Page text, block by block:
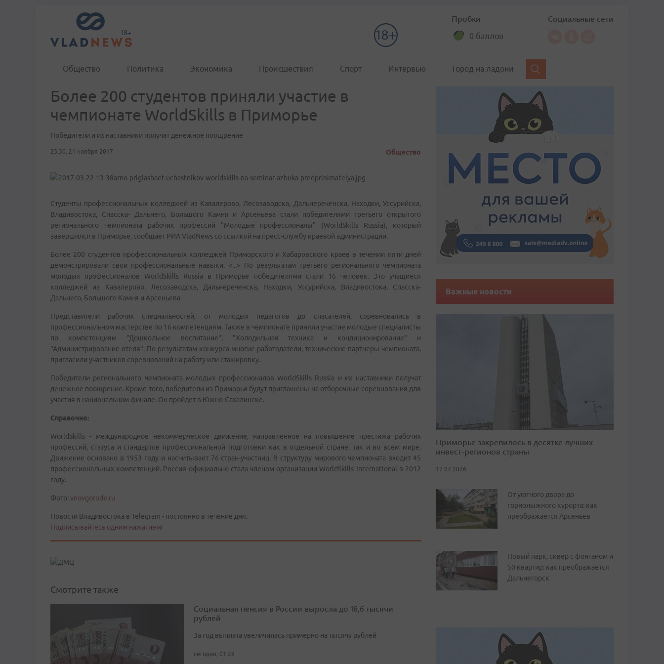
Пробки
0 баллов
Социальные сети
Общество Политика Экономика Происшествия Спорт Интервью Город на ладони
Более 200 студентов приняли участие в
чемпионате WorldSkills в Приморье
Победители и их наставники получат денежное поощрение
23:30, 21 ноября 2017 Общество
Студенты профессиональных колледжей из Кавалерово, Лесозаводска, Дальнереченска, Находки, Уссурийска,
Владивостока, Спасска- Дальнего, Большого Камня и Арсеньева стали победителями третьего открытого
регионального чемпионата рабочих профессий "Молодые профессионалы" (WorldSkills Russia), который
завершился в Приморье, сообщает РИА VladNews со ссылкой на пресс-службу краевой администрации.
Более 200 студентов профессиональных колледжей Приморского и Хабаровского краев в течении пяти дней
демонстрировали свои профессиональные навыки. <...> По результатам третьего регионального чемпионата
молодых профессионалов WorldSkills Russia в Приморье победителями стали 16 человек. Это учащиеся
колледжей из Кавалерово, Лесозаводска, Дальнереченска, Находки, Уссурийска, Владивостока, Спасска-
Дальнего, Большого Камня и Арсеньева
Представители рабочих специальностей, от молодых педагогов до спасателей, соревновались в
профессиональном мастерстве по 16 компетенциям. Также в чемпионате приняли участие молодые специалисты
по компетенциям "Дошкольное воспитание", "Холодильная техника и кондиционирование" и
"Администрирование отеля". По результатам конкурса многие работодатели, технические партнеры чемпионата,
пригласили участников соревнований на работу или стажировку.
Победители регионального чемпионата молодых профессионалов WorldSkills Russia и их наставники получат
денежное поощрение. Кроме того, победители из Приморья будут приглашены на отборочные соревнования для
участия в национальном финале. Он пройдет в Южно-Сахалинске.
Справочно:
WorldSkills - международное некоммерческое движение, направленное на повышение престижа рабочих
профессий, статуса и стандартов профессиональной подготовки как в отдельной стране, так и во всем мире.
Движение основано в 1953 году и насчитывает 76 стран-участниц. В структуру мирового чемпионата входит 45
профессиональных компетенций. Россия официально стала членом организации WorldSkills International в 2012
году.
Фото: vnovgorode.ru
Новости Владивостока в Telegram - постоянно в течение дня.
Подписывайтесь одним нажатием!
Смотрите также
Социальная пенсия в России выросла до 16,6 тысячи
рублей
За год выплата увеличилась примерно на тысячу рублей
сегодня, 01:28
Важные новости
Приморье закрепилось в десятке лучших
инвест-регионов страны
17.07.2026
От уютного двора до
горнолыжного курорта: как
преображается Арсеньев
Новый парк, сквер с фонтаном и
50 квартир: как преображается
Дальнегорск